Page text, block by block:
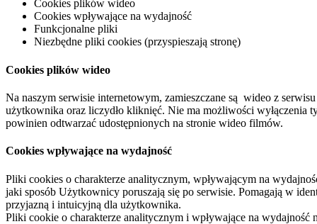
Cookies plików wideo
Cookies wpływające na wydajność
Funkcjonalne pliki
Niezbędne pliki cookies (przyspieszają stronę)
Cookies plików wideo
Na naszym serwisie internetowym, zamieszczane są wideo z
użytkownika oraz liczydło kliknięć. Nie ma możliwości wyłączenia
powinien odtwarzać udostępnionych na stronie wideo filmów.
Cookies wpływające na wydajność
Pliki cookies o charakterze analitycznym, wpływającym na
jaki sposób Użytkownicy poruszają się po serwisie. Pomagają w
przyjazną i intuicyjną dla użytkownika.
Pliki cookie o charakterze analitycznym i wpływające na